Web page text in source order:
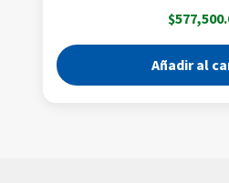
$
Añadir al